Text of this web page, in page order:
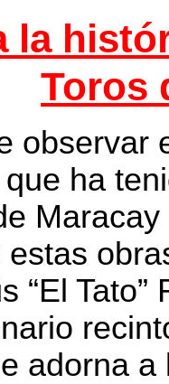
la
Toros
observar
ha
“El
adorna